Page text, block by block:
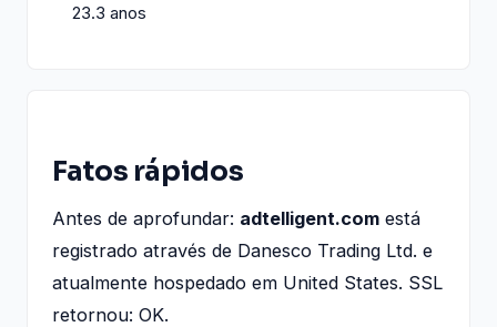
23.3 anos
Fatos rápidos
Antes de aprofundar: adtelligent.com está
registrado através de Danesco Trading Ltd. e
atualmente hospedado em United States. SSL
retornou: OK.